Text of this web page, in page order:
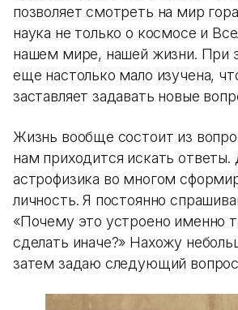
позволяет смотреть на мир
наука не только о космосе и
нашем мире, нашей жизни. При
еще настолько мало изучена,
заставляет задавать новые
Жизнь вообще состоит из
нам приходится искать
астрофизика во многом
личность. Я постоянно
«Почему это устроено именно
сделать иначе?» Нахожу
затем задаю следующий